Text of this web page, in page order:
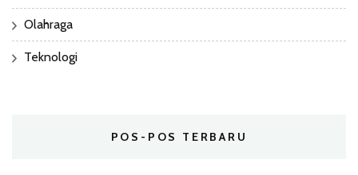
Olahraga
Teknologi
POS-POS TERBARU